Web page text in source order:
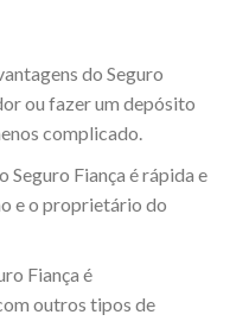
do Seguro
ou fazer um depósito
complicado.
Seguro Fiança é rápida e
e o proprietário do
Fiança é
outros tipos de